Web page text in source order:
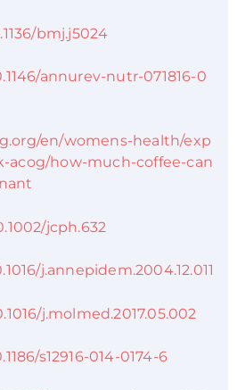
bmj.j5024
annurev-nutr-071816-0
en/womens-health/exp
acog/how-much-coffee-can
jcph.632
j.annepidem.2004.12.011
j.molmed.2017.05.002
s12916-014-0174-6